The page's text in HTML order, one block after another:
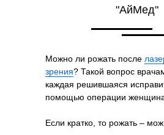
Можно ли рожать после
зрения? Такой вопрос
каждая решившаяся
помощью операции
Если кратко, то рожать –
"АйМед"